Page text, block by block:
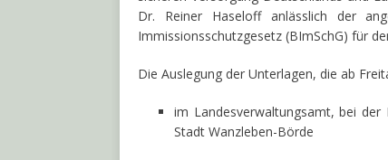
Dr. Reiner Haseloff anlässlich der
Immissionsschutzgesetz (BImSchG) für
Die Auslegung der Unterlagen, die ab
im Landesverwaltungsamt, bei der
Stadt Wanzleben-Börde